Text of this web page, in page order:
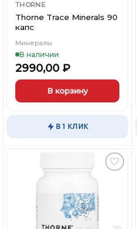
THORNE
Thorne Trace Minerals 90
капс
Минералы
В наличии
2990,00 ₽
В корзину
В 1 КЛИК
Вишлист